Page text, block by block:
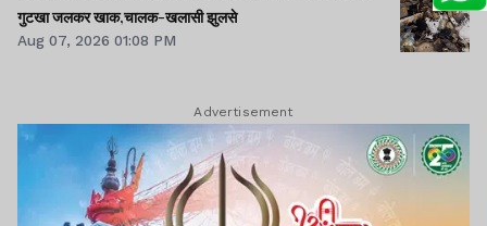
गुटखा जलकर खाक,चालक-खलासी झुलसे
Aug 07, 2026 01:08 PM
Advertisement